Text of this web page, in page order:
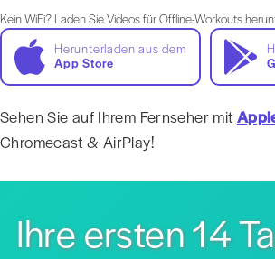
Kein WiFi? Laden Sie Videos für Offline-Workouts
Herunterladen aus dem
App Store
Sehen Sie auf Ihrem Fernseher mit
Chromecast & AirPlay!
Ihre ersten 14